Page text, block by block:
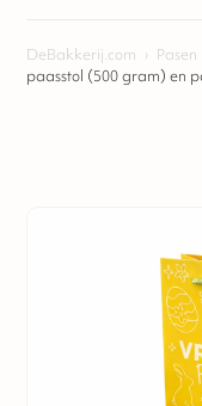
DeBakkerij.com › Pasen
paasstol (500 gram) en